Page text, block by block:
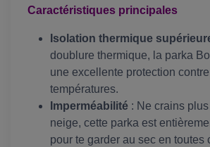
Caractéristiques principales
Isolation thermique
doublure thermique, la parka
une excellente protection
températures.
Imperméabilité : Ne crains
neige, cette parka est
pour te garder au sec en toutes